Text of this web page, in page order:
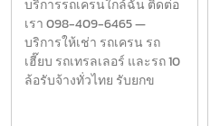
บริการรถเครนใกล้ฉัน ติดต่อ
เรา 098-409-6465 —
บริการให้เช่า รถเครน รถ
เฮี๊ยบ รถเทรลเลอร์ และรถ 10
ล้อรับจ้างทั่วไทย รับยกข